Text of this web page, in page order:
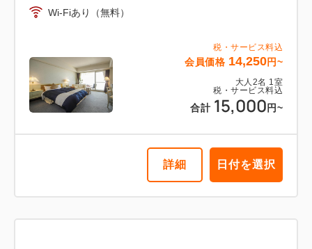
税・サービス料込
会員価格 28,500円~
大人2名1室
30,000円~
喫煙 47.00m
Wi-Fiあり（無料）
詳細 日付を選択
税・サービス料込
会員価格 14,250円~
大人 2名 1 室
税・サービス料込
合計 15,000 円~
Wi-Fiあり（無料）
詳細 日付を選択